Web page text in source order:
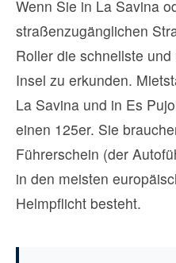
Wenn Sie in La Savina
straßenzugänglichen
Roller die schnellste
Insel zu erkunden.
La Savina und in Es
einen 125er. Sie
Führerschein (der
in den meisten
Helmpflicht besteht.